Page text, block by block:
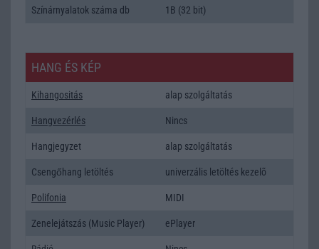
Színárnyalatok száma db 1B (32 bit)
HANG ÉS KÉP
Kihangositás alap szolgáltatás
Hangvezérlés Nincs
Hangjegyzet alap szolgáltatás
Csengőhang letöltés univerzális letöltés kezelõ
Polifonia MIDI
Zenelejátszás (Music Player) ePlayer